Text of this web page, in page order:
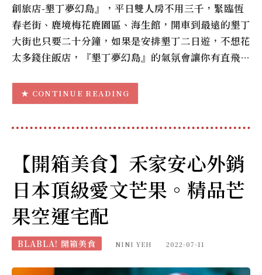
創旅店-墾丁夢幻島』，平日雙人房不用三千，緊臨恆
春老街、鹿境梅花鹿園區、海生館，開車到最遠的墾丁
大街也只要二十分鐘，如果是安排墾丁二日遊，不想花
太多錢住飯店，『墾丁夢幻島』的氣氛會讓你有直飛…
CONTINUE READING
【開箱美食】禾家安心外銷
日本頂級愛文芒果。精品芒
果空運宅配
BLABLA! 開箱美食 NINI YEH 2022-07-11